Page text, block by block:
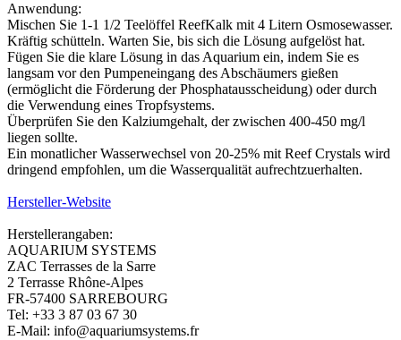
Anwendung:
Mischen Sie 1-1 1/2 Teelöffel ReefKalk mit 4 Litern Osmosewasser.
Kräftig schütteln. Warten Sie, bis sich die Lösung aufgelöst hat.
Fügen Sie die klare Lösung in das Aquarium ein, indem Sie es
langsam vor den Pumpeneingang des Abschäumers gießen
(ermöglicht die Förderung der Phosphatausscheidung) oder durch
die Verwendung eines Tropfsystems.
Überprüfen Sie den Kalziumgehalt, der zwischen 400-450 mg/l
liegen sollte.
Ein monatlicher Wasserwechsel von 20-25% mit Reef Crystals wird
dringend empfohlen, um die Wasserqualität aufrechtzuerhalten.
Hersteller-Website
Herstellerangaben:
AQUARIUM SYSTEMS
ZAC Terrasses de la Sarre
2 Terrasse Rhône-Alpes
FR-57400 SARREBOURG
Tel: +33 3 87 03 67 30
E-Mail: info@aquariumsystems.fr